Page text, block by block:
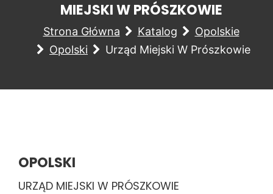
MIEJSKI W PRÓSZKOWIE
Strona Główna Katalog
Opolskie
Opolski
Urząd Miejski W Prószkowie
OPOLSKI
URZĄD MIEJSKI W PRÓSZKOWIE